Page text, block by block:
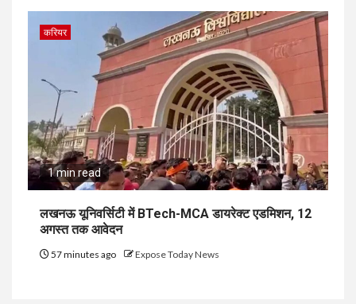
करियर
1 min read
लखनऊ यूनिवर्सिटी में BTech-MCA डायरेक्ट एडमिशन, 12
अगस्त तक आवेदन
57 minutes ago Expose Today News